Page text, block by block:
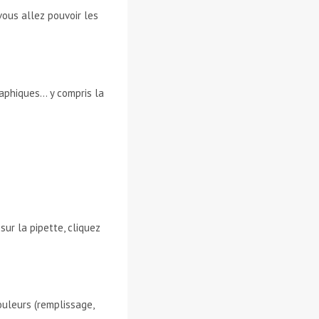
allez pouvoir les
y compris la
la pipette, cliquez
(remplissage,